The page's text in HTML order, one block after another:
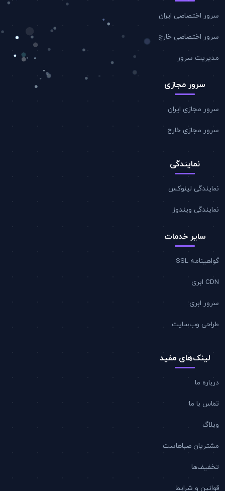
سرور اختصاصی ایران
سرور اختصاصی خارج
مدیریت سرور
سرور مجازی
سرور مجازی ایران
سرور مجازی خارج
نمایندگی
نمایندگی لینوکس
نمایندگی ویندوز
سایر خدمات
گواهینامه SSL
CDN ابری
سرور ابری
طراحی وب‌سایت
لینک‌های مفید
درباره ما
تماس با ما
وبلاگ
مشتریان صباهاست
تخفیف‌ها
قوانین و شرایط